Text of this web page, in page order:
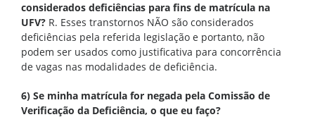
considerados deficiências para fins de matrícula na
UFV? R. Esses transtornos NÃO são considerados
deficiências pela referida legislação e portanto, não
podem ser usados como justificativa para concorrência
de vagas nas modalidades de deficiência.
6) Se minha matrícula for negada pela Comissão de
Verificação da Deficiência, o que eu faço?